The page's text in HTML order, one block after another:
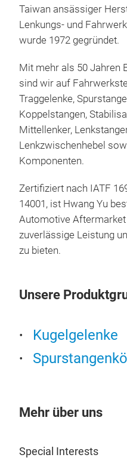
Taiwan ansässiger
Lenkungs- und
wurde 1972 gegründet.
Mit mehr als 50 Jahren
sind wir auf
Traggelenke,
Koppelstangen,
Mittellenker,
Lenkzwischenhebel
Komponenten.
Zertifiziert nach IATF
14001, ist Hwang Yu
Automotive
zuverlässige Leistung
zu bieten.
Unsere
Kugelgelenke
Mehr über uns
Special Interests